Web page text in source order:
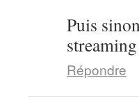
Puis
Répondre